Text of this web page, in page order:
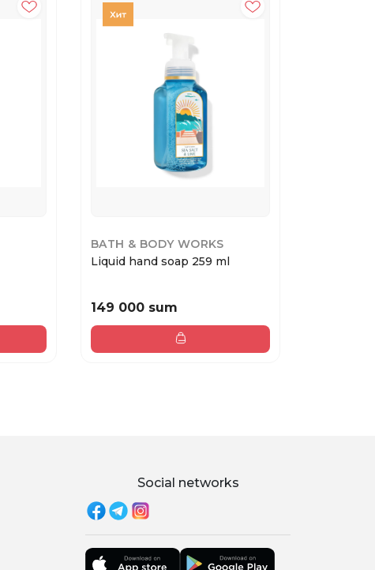
BATH & BODY WORKS
Liquid hand soap 259 ml
149 000 sum
Social networks